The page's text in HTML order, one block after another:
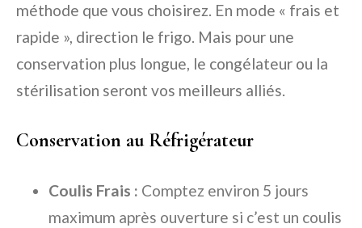
méthode que vous choisirez. En mode « frais et
rapide », direction le frigo. Mais pour une
conservation plus longue, le congélateur ou la
stérilisation seront vos meilleurs alliés.
Conservation au Réfrigérateur
Coulis Frais : Comptez environ 5 jours
maximum après ouverture si c’est un coulis